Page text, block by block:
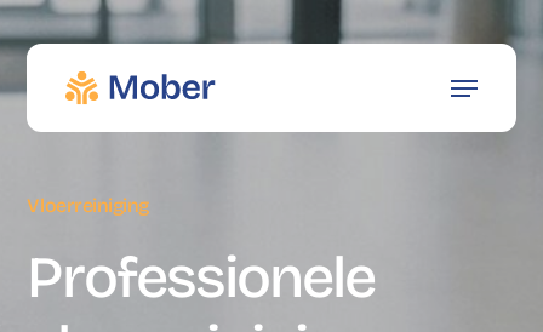
Skip
to
content
Menu
Vloerreiniging
Professionele